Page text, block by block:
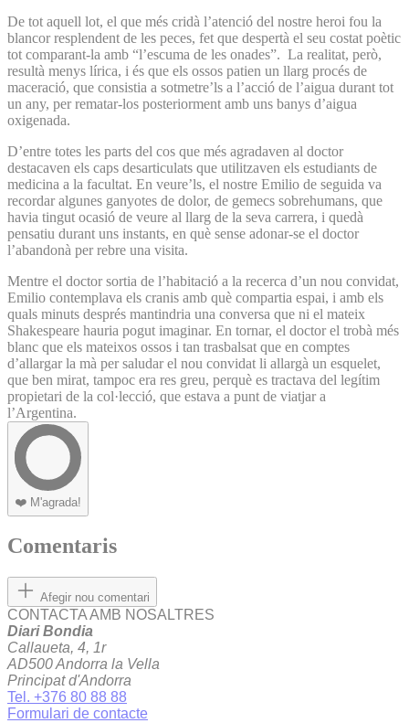
De tot aquell lot, el que més cridà l’atenció del nostre heroi fou la
blancor resplendent de les peces, fet que despertà el seu costat poètic
tot comparant-la amb “l’escuma de les onades”. La realitat, però,
resultà menys lírica, i és que els ossos patien un llarg procés de
maceració, que consistia a sotmetre’ls a l’acció de l’aigua durant tot
un any, per rematar-los posteriorment amb uns banys d’aigua
oxigenada.
D’entre totes les parts del cos que més agradaven al doctor
destacaven els caps desarticulats que utilitzaven els estudiants de
medicina a la facultat. En veure’ls, el nostre Emilio de seguida va
recordar algunes ganyotes de dolor, de gemecs sobrehumans, que
havia tingut ocasió de veure al llarg de la seva carrera, i quedà
pensatiu durant uns instants, en què sense adonar-se el doctor
l’abandonà per rebre una visita.
Mentre el doctor sortia de l’habitació a la recerca d’un nou convidat,
Emilio contemplava els cranis amb què compartia espai, i amb els
quals minuts després mantindria una conversa que ni el mateix
Shakespeare hauria pogut imaginar. En tornar, el doctor el trobà més
blanc que els mateixos ossos i tan trasbalsat que en comptes
d’allargar la mà per saludar el nou convidat li allargà un esquelet,
que ben mirat, tampoc era res greu, perquè es tractava del legítim
propietari de la col·lecció, que estava a punt de viatjar a
l’Argentina.
❤️ M'agrada!
Comentaris
Afegir nou comentari
CONTACTA AMB NOSALTRES
Diari Bondia
Callaueta, 4, 1r
AD500 Andorra la Vella
Principat d'Andorra
Tel. +376 80 88 88
Formulari de contacte